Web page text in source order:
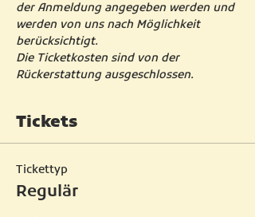
der Anmeldung angegeben werden und
werden von uns nach Möglichkeit
berücksichtigt.
Die Ticketkosten sind von der
Rückerstattung ausgeschlossen.
Tickets
Tickettyp
Regulär